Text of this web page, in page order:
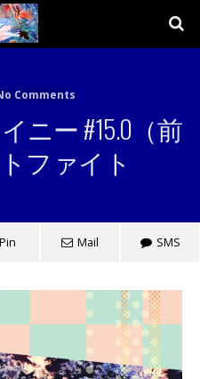
Comments
ニー #15.0（前
ファイト
Pin Mail SMS